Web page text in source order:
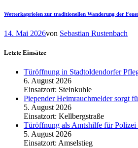
Wetterkapriolen zur traditionellen Wanderung der
14. Mai 2026von Sebastian Rustenbach
Letzte Einsätze
Türöffnung in Stadtoldendorfer
6. August 2026
Einsatzort: Steinkuhle
Piepender Heimrauchmelder sorgt
5. August 2026
Einsatzort: Kellbergstraße
Türöffnung als Amtshilfe für Polizei
5. August 2026
Einsatzort: Amselstieg